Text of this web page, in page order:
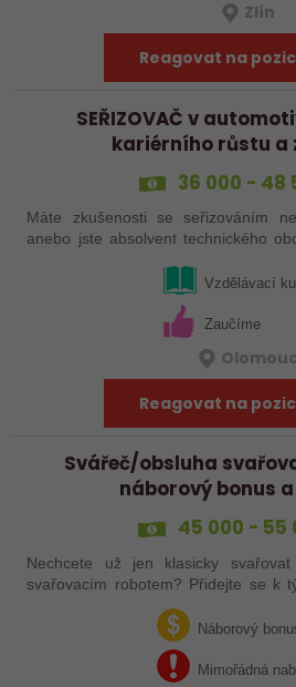
Zlín
Reagovat na
SEŘIZOVAČ v
kariérního růstu a
36 000 - 48
Máte zkušenosti se seřizováním
anebo jste absolvent technického
řešení a práce přímo ve…Vzdělávací
Zaučíme
Olomouc
Reagovat na
Svářeč/obsluha
náborový bonus a
45 000 - 55
Nechcete už jen klasicky
svařovacím robotem? Přidejte se k
společnosti v Hranicích a
svařováním v moderní výrobě.…
Náborový
Mimořádná